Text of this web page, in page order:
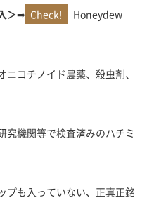
＞➡
Honeydew
コチノイド農薬、殺虫剤、
究機関等で検査済みのハチミ
プも入っていない、正真正銘